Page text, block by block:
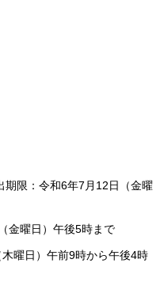
期限：令和6年7月12日（金曜
金曜日）午後5時まで
曜日）午前9時から午後4時